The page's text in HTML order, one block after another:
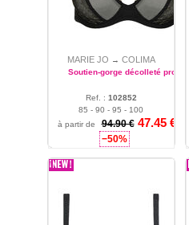
MARIE JO → COLIMA
Soutien-gorge décolleté profond
Ref. : 102852
85 - 90 - 95 - 100
à partir de
94.90 € 47.45 €
−50%